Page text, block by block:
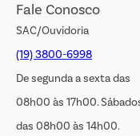
Transparência Salarial
Fale Conosco
SAC/Ouvidoria
(19) 3800-6998
De segunda a sexta das
08h00 às 17h00.
das 08h00 às 14h00.